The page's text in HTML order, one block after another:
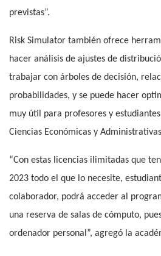
previstas”.
Risk Simulator también ofrece
hacer análisis de ajustes de
trabajar con árboles de decisión,
probabilidades, y se puede hacer
muy útil para profesores y
Ciencias Económicas y
“Con estas licencias ilimitadas que
2023 todo el que lo necesite,
colaborador, podrá acceder al
una reserva de salas de cómputo,
ordenador personal”, agregó la